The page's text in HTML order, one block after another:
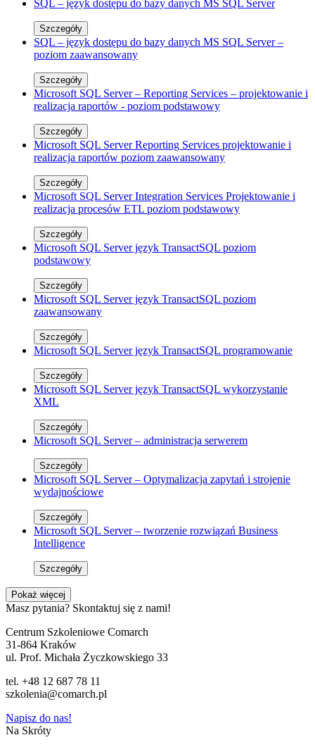
SQL – język dostępu do bazy danych MS SQL Server
Szczegóły
SQL – język dostępu do bazy danych MS SQL Server –
poziom zaawansowany
Szczegóły
Microsoft SQL Server – Reporting Services – projektowanie i
realizacja raportów - poziom podstawowy
Szczegóły
Microsoft SQL Server Reporting Services projektowanie i
realizacja raportów poziom zaawansowany
Szczegóły
Microsoft SQL Server Integration Services Projektowanie i
realizacja procesów ETL poziom podstawowy
Szczegóły
Microsoft SQL Server język TransactSQL poziom
podstawowy
Szczegóły
Microsoft SQL Server język TransactSQL poziom
zaawansowany
Szczegóły
Microsoft SQL Server język TransactSQL programowanie
Szczegóły
Microsoft SQL Server język TransactSQL wykorzystanie
XML
Szczegóły
Microsoft SQL Server – administracja serwerem
Szczegóły
Microsoft SQL Server – Optymalizacja zapytań i strojenie
wydajnościowe
Szczegóły
Microsoft SQL Server – tworzenie rozwiązań Business
Intelligence
Szczegóły
Pokaż więcej
Masz pytania? Skontaktuj się z nami!
Centrum Szkoleniowe Comarch
31-864 Kraków
ul. Prof. Michała Życzkowskiego 33
tel. +48 12 687 78 11
szkolenia@comarch.pl
Napisz do nas!
Na Skróty